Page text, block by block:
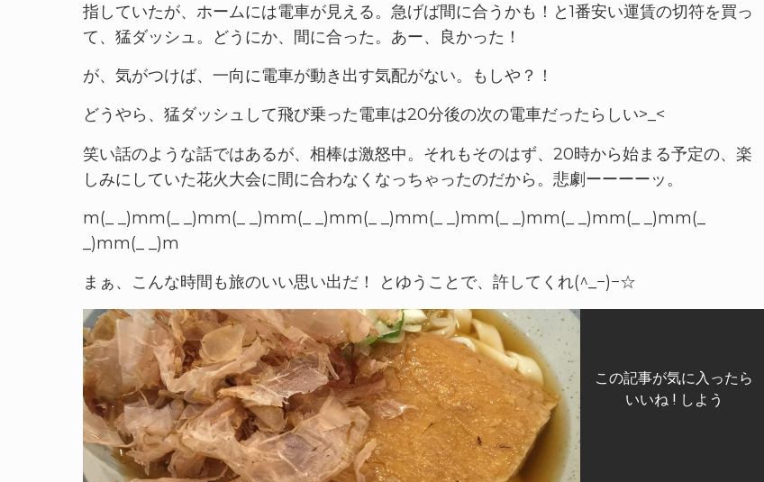
指していたが、ホームには電車が見える。急げば間に合うかも！と1番安い運賃の切符を買っ
て、猛ダッシュ。どうにか、間に合った。あー、良かった！
が、気がつけば、一向に電車が動き出す気配がない。もしや？！
どうやら、猛ダッシュして飛び乗った電車は20分後の次の電車だったらしい>_<
笑い話のような話ではあるが、相棒は激怒中。それもそのはず、20時から始まる予定の、楽
しみにしていた花火大会に間に合わなくなっちゃったのだから。悲劇ーーーーッ。
m(_ _)mm(_ _)mm(_ _)mm(_ _)mm(_ _)mm(_ _)mm(_ _)mm(_ _)mm(_ _)mm(_
_)mm(_ _)m
まぁ、こんな時間も旅のいい思い出だ！ とゆうことで、許してくれ(^_−)−☆
この記事が気に入ったら
いいね ! しよう